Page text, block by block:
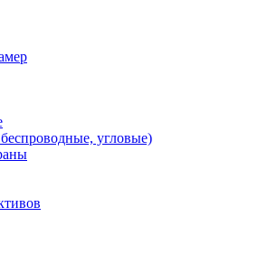
угловые)